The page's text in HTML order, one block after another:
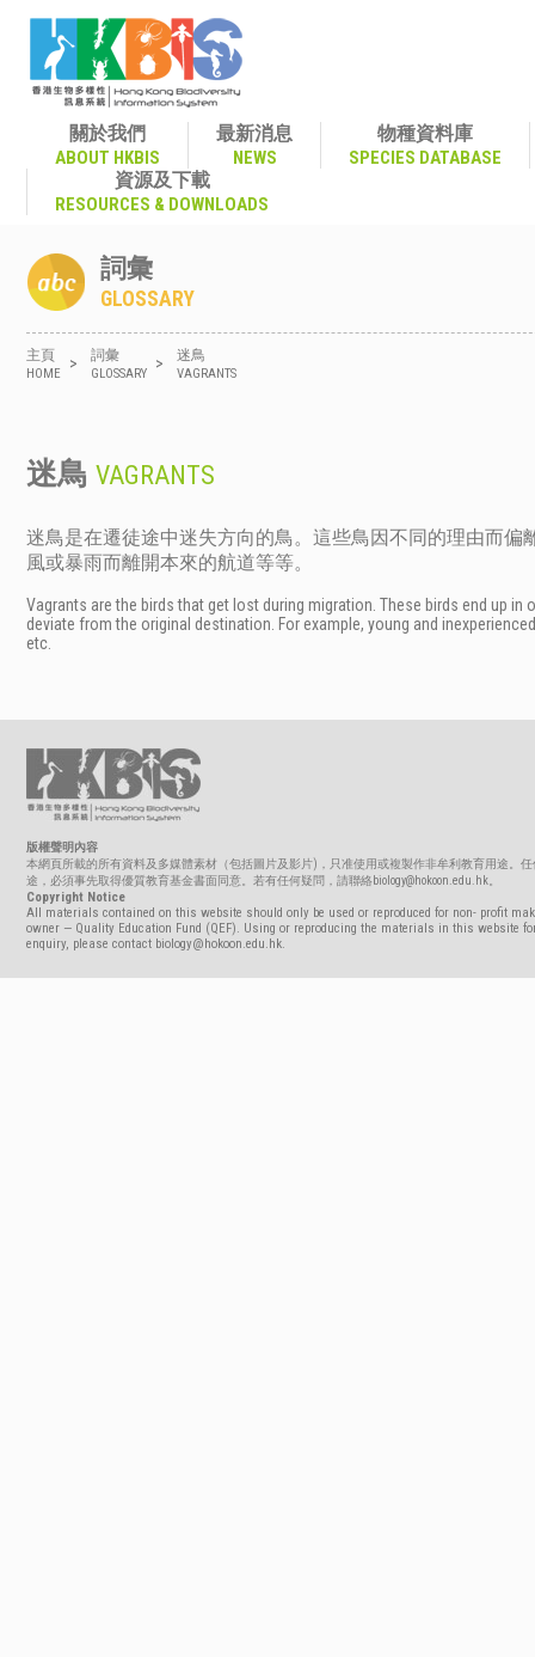
關於我們
ABOUT HKBIS
最新消息
NEWS
物種資料庫
SPECIES DATABASE
資源及下載
RESOURCES & DOWNLOADS
詞彙
GLOSSARY
主頁
HOME
> 詞彙
GLOSSARY
> 迷鳥
VAGRANTS
迷鳥 VAGRANTS
迷鳥是在遷徒途中迷失方向的鳥。這些鳥因不同的理由而
風或暴雨而離開本來的航道等等。
Vagrants are the birds that get lost during migration. These birds end up
deviate from the original destination. For example, young and
etc.
版權聲明內容
本網頁所載的所有資料及多媒體素材（包括圖片及影片)，只准使用或複製作非牟利教育用途。
途，必須事先取得優質教育基金書面同意。若有任何疑問，請聯絡biology@hokoon.edu.hk。
Copyright Notice
All materials contained on this website should only be used or reproduced for non- profit
owner — Quality Education Fund (QEF). Using or reproducing the materials in this website
enquiry, please contact biology@hokoon.edu.hk.